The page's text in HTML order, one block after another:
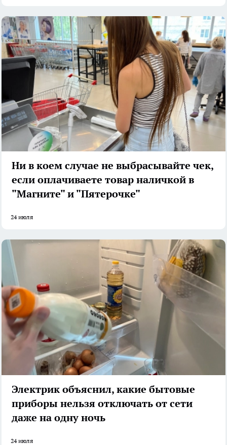
Ни в коем случае не выбрасывайте чек,
если оплачиваете товар наличкой в
"Магните" и "Пятерочке"
24 июля
Электрик объяснил, какие бытовые
приборы нельзя отключать от сети
даже на одну ночь
24 июля